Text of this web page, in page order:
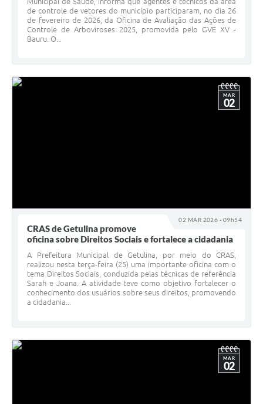
de controle de vetores do município participaram, no dia 26
de fevereiro de 2026, da Oficina de Avaliação das Ações de
Controle de Arboviroses 2025, promovida pelo GVE XV -
Bauru. O...
02 MAR 2026 - 09h54
MAR
02
CRAS de Getulina promove
oficina sobre Direitos Sociais e fortalece a cidadania
A Prefeitura Municipal de Getulina, por meio do CRAS,
realizou nesta terça-feira (25) uma importante oficina com o
tema Direitos Sociais, conduzida pelas técnicas de referência
Sarah e Joana. A atividade teve como objetivo fortalecer o
conhecimento dos usuários sobre seus direitos, promovendo
a cidadania...
MAR
02